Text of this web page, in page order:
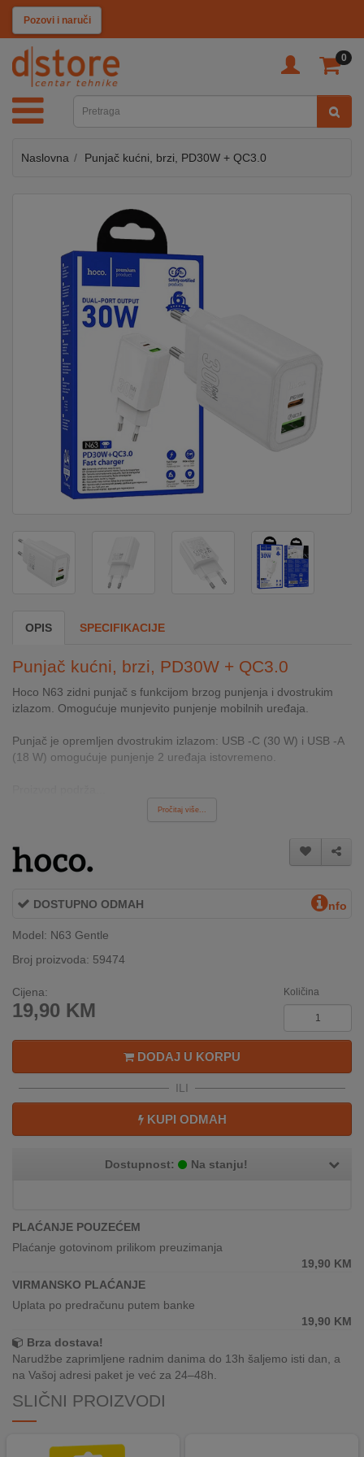
Pozovi i naruči
0
KATEGORIJE
TV
SAT
MOBILNI
KUĆANSKI
ENERGIJA
KLIMATIZACIJA
&
GAME
INTERNO
AKCIJE
U
PONUDI
KONTAKT
REKLAMACIJA
SERVIS
KATALOZI
KUPOVINA
INOSTRANSTVA
OZNAKE
ENERGETSKE
DIGITALIS
Naslovna Punjač kućni, brzi, PD30W + QC3.0
OPIS SPECIFIKACIJE
Punjač kućni, brzi, PD30W + QC3.0
Hoco N63 zidni punjač s funkcijom brzog punjenja i dvostrukim
izlazom. Omogućuje munjevito punjenje mobilnih uređaja.
Punjač je opremljen dvostrukim izlazom: USB -C (30 W) i USB -A
(18 W) omogućuje punjenje 2 uređaja istovremeno.
Pročitaj više...
DOSTUPNO ODMAH nfo
Model: N63 Gentle
Broj proizvoda: 59474
Cijena:
19,90 KM
Količina
DODAJ U KORPU
ILI
KUPI ODMAH
Dostupnost: Na stanju!
PLAĆANJE POUZEĆEM
Plaćanje gotovinom prilikom preuzimanja
19,90 KM
VIRMANSKO PLAĆANJE
Uplata po predračunu putem banke
19,90 KM
Brza dostava!
Narudžbe zaprimljene radnim danima do 13h šaljemo isti dan, a
na Vašoj adresi paket je već za 24–48h.
SLIČNI PROIZVODI